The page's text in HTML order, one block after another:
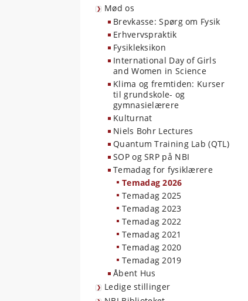
Mød os
Brevkasse: Spørg om Fysik
Erhvervspraktik
Fysikleksikon
International Day of Girls
and Women in Science
Klima og fremtiden: Kurser
til grundskole- og
gymnasielærere
Kulturnat
Niels Bohr Lectures
Quantum Training Lab (QTL)
SOP og SRP på NBI
Temadag for fysiklærere
Temadag 2026
Temadag 2025
Temadag 2023
Temadag 2022
Temadag 2021
Temadag 2020
Temadag 2019
Åbent Hus
Ledige stillinger